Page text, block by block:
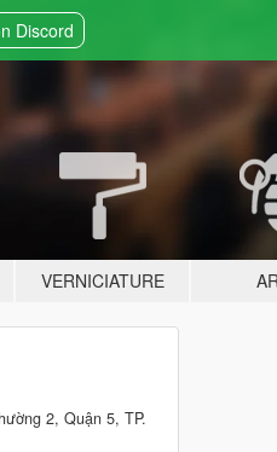
Discord
VERNICIATURE
2, Quận 5, TP.